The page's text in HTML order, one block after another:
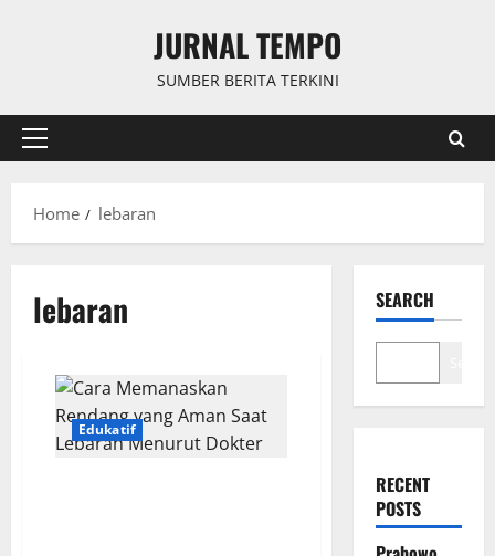
JURNAL TEMPO
SUMBER BERITA TERKINI
Primary
Home
lebaran
lebaran
Edukatif
SEARCH
RECENT
POSTS